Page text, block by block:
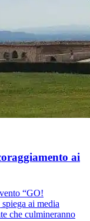
ai
“GO!
ai media
che culmineranno